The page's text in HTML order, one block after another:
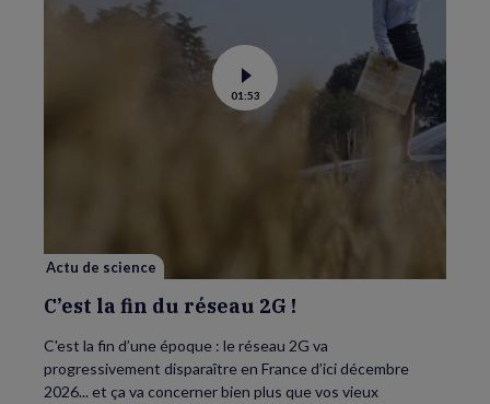
Voir
la
vidéo
01:53
Actu de science
C’est la fin du réseau 2G !
C'est la fin d’une époque : le réseau 2G va
progressivement disparaître en France d’ici décembre
2026... et ça va concerner bien plus que vos vieux